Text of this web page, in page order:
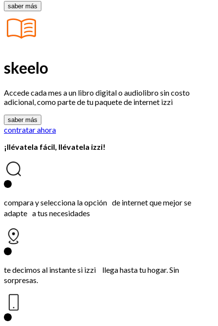
saber más
skeelo
Accede cada mes a un libro digital o audiolibro sin costo
adicional, como parte de tu paquete de internet izzi
saber más
contratar ahora
¡llévatela fácil, llévatela izzi!
compara y selecciona la opción de internet que mejor se
adapte a tus necesidades
te decimos al instante si izzi llega hasta tu hogar. Sin
sorpresas.